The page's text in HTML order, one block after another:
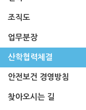
조직도
업무분장
산학협력체결
안전보건 경영방침
찾아오시는 길